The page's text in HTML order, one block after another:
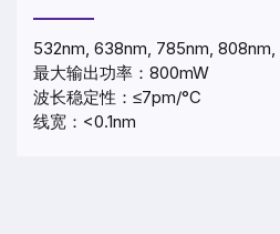
532nm, 638nm, 785nm, 808nm,
最大输出功率：800mW
波长稳定性：≤7pm/°C
线宽：<0.1nm